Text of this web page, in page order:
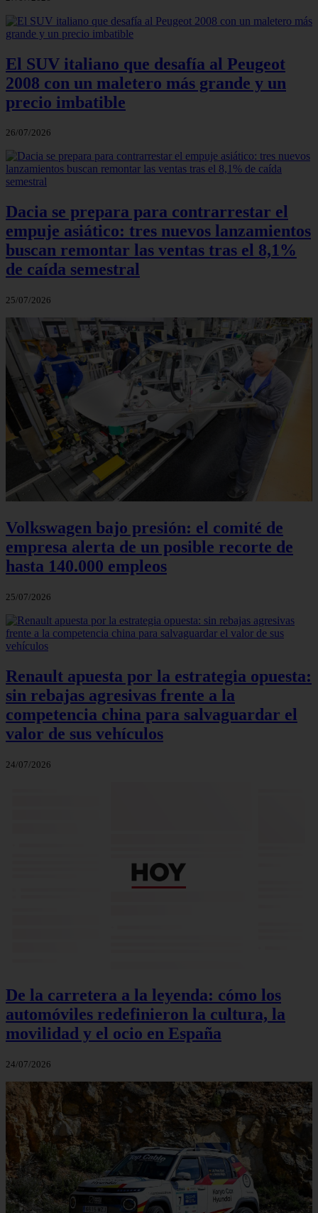
El SUV italiano que desafía al Peugeot
2008 con un maletero más grande y un
precio imbatible
26/07/2026
Dacia se prepara para contrarrestar el
empuje asiático: tres nuevos lanzamientos
buscan remontar las ventas tras el 8,1%
de caída semestral
25/07/2026
Volkswagen bajo presión: el comité de
empresa alerta de un posible recorte de
hasta 140.000 empleos
25/07/2026
Renault apuesta por la estrategia opuesta:
sin rebajas agresivas frente a la
competencia china para salvaguardar el
valor de sus vehículos
24/07/2026
De la carretera a la leyenda: cómo los
automóviles redefinieron la cultura, la
movilidad y el ocio en España
24/07/2026